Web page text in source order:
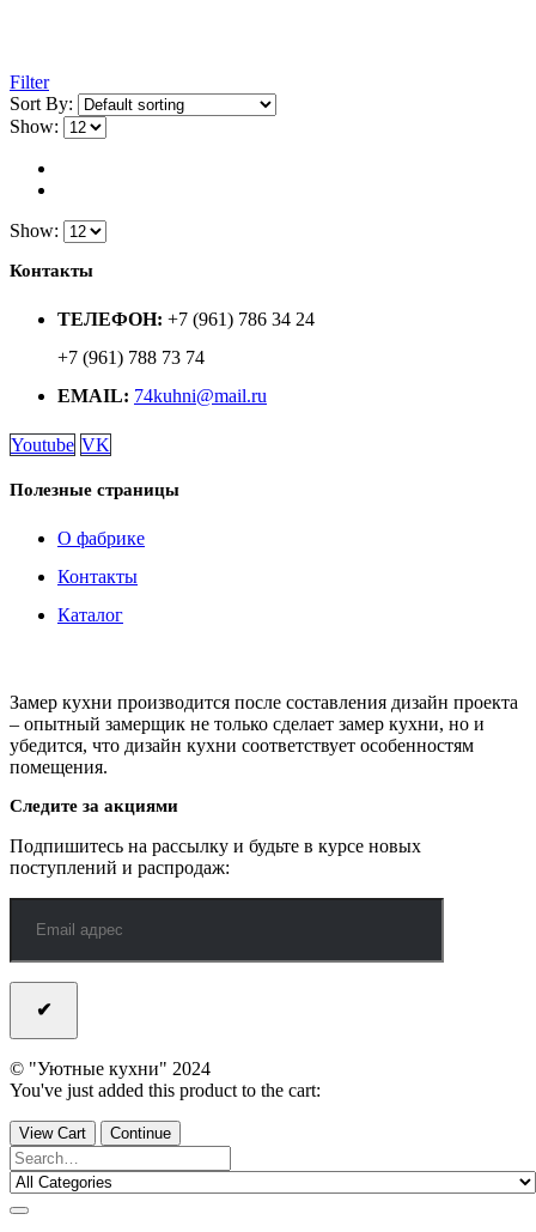
Filter
Sort By:
Show:
Show:
Контакты
ТЕЛЕФОН: +7 (961) 786 34 24
+7 (961) 788 73 74
EMAIL: 74kuhni@mail.ru
Youtube VK
Полезные страницы
О фабрике
Контакты
Каталог
Замер кухни производится после составления дизайн проекта
– опытный замерщик не только сделает замер кухни, но и
убедится, что дизайн кухни соответствует особенностям
помещения.
Следите за акциями
Подпишитесь на рассылку и будьте в курсе новых
поступлений и распродаж:
© "Уютные кухни" 2024
You've just added this product to the cart:
View Cart Continue